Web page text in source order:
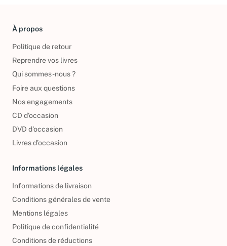
À propos
Politique de retour
Reprendre vos livres
Qui sommes-nous ?
Foire aux questions
Nos engagements
CD d'occasion
DVD d'occasion
Livres d’occasion
Informations légales
Informations de livraison
Conditions générales de vente
Mentions légales
Politique de confidentialité
Conditions de réductions